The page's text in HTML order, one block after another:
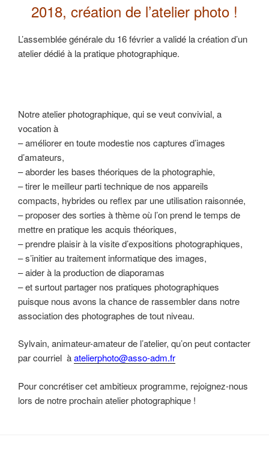
2018, création de l’atelier photo !
L’assemblée générale du 16 février a validé la création d’un
atelier dédié à la pratique photographique.
Notre atelier photographique, qui se veut convivial, a
vocation à
– améliorer en toute modestie nos captures d’images
d’amateurs,
– aborder les bases théoriques de la photographie,
– tirer le meilleur parti technique de nos appareils
compacts, hybrides ou reflex par une utilisation raisonnée,
– proposer des sorties à thème où l’on prend le temps de
mettre en pratique les acquis théoriques,
– prendre plaisir à la visite d’expositions photographiques,
– s’initier au traitement informatique des images,
– aider à la production de diaporamas
– et surtout partager nos pratiques photographiques
puisque nous avons la chance de rassembler dans notre
association des photographes de tout niveau.
Sylvain, animateur-amateur de l’atelier, qu’on peut contacter
par courriel àatelierphoto@asso-adm.fr
Pour concrétiser cet ambitieux programme, rejoignez-nous
lors de notre prochain atelier photographique !